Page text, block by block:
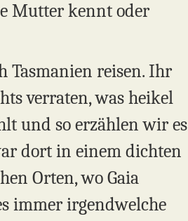
Mutter kennt oder
Tasmanien reisen. Ihr
verraten, was heikel
und so erzählen wir es
dort in einem dichten
Orten, wo Gaia
immer irgendwelche